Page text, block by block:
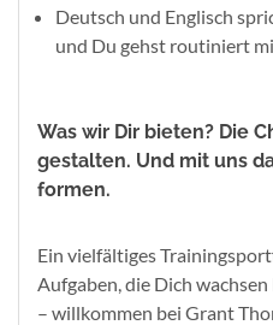
Deutsch und Englisch
und Du gehst routiniert
Was wir Dir bieten? Die
gestalten. Und mit uns
formen.
Ein vielfältiges
Aufgaben, die Dich
– willkommen bei Grant